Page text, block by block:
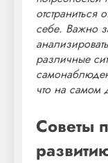
отстраниться
себе. Важно
различные
что на самом
Советы